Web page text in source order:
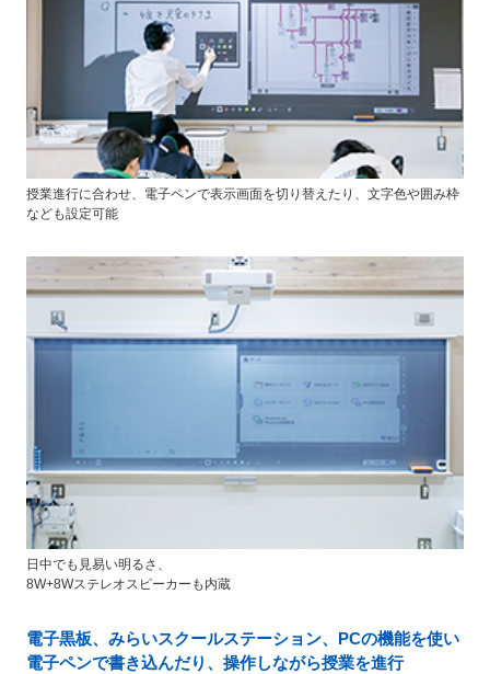
授業進行に合わせ、電子ペンで表示画面を切り替えたり、文字色や囲み枠
なども設定可能
日中でも見易い明るさ、
8W+8Wステレオスピーカーも内蔵
電子黒板、みらいスクールステーション、PCの機能を使い
電子ペンで書き込んだり、操作しながら授業を進行